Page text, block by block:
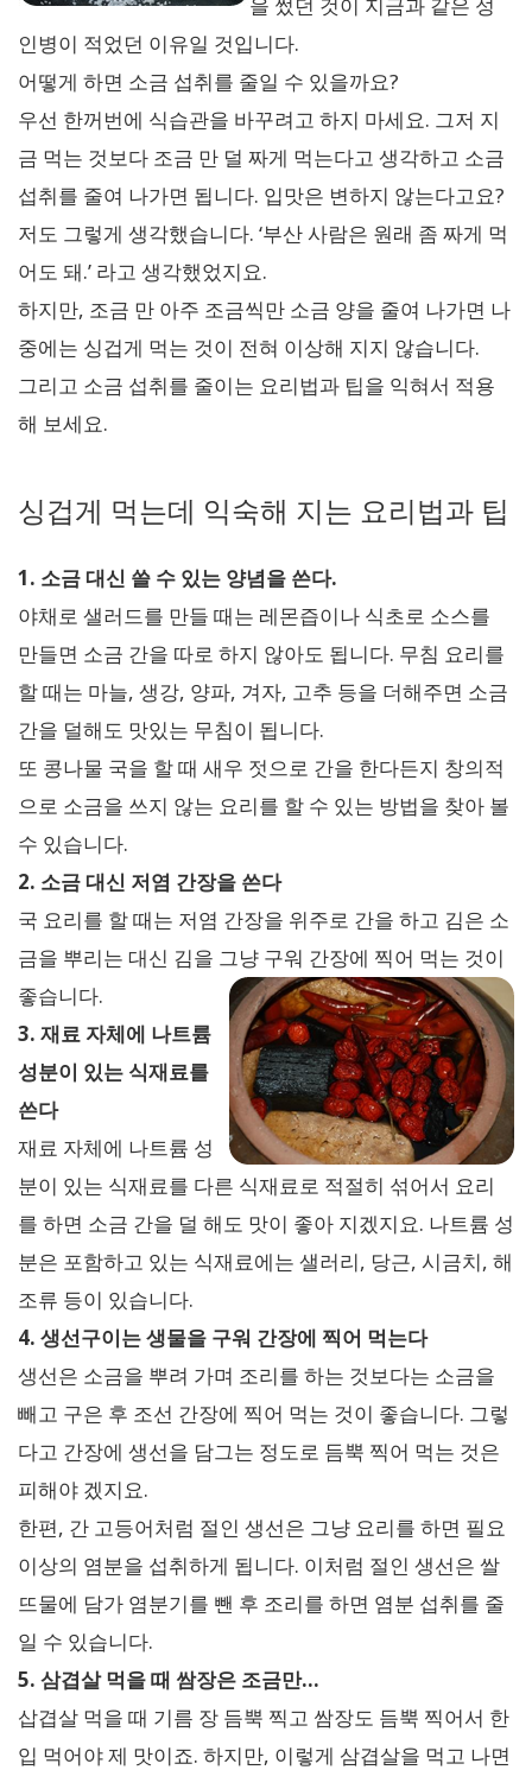
을 썼던 것이 지금과 같은 성
인병이 적었던 이유일 것입니다.
어떻게 하면 소금 섭취를 줄일 수 있을까요?
우선 한꺼번에 식습관을 바꾸려고 하지 마세요. 그저 지
금 먹는 것보다 조금 만 덜 짜게 먹는다고 생각하고 소금
섭취를 줄여 나가면 됩니다. 입맛은 변하지 않는다고요?
저도 그렇게 생각했습니다. ‘부산 사람은 원래 좀 짜게 먹
어도 돼.’ 라고 생각했었지요.
하지만, 조금 만 아주 조금씩만 소금 양을 줄여 나가면 나
중에는 싱겁게 먹는 것이 전혀 이상해 지지 않습니다.
그리고 소금 섭취를 줄이는 요리법과 팁을 익혀서 적용
해 보세요.
싱겁게 먹는데 익숙해 지는 요리법과 팁
1. 소금 대신 쓸 수 있는 양념을 쓴다.
야채로 샐러드를 만들 때는 레몬즙이나 식초로 소스를
만들면 소금 간을 따로 하지 않아도 됩니다. 무침 요리를
할 때는 마늘, 생강, 양파, 겨자, 고추 등을 더해주면 소금
간을 덜해도 맛있는 무침이 됩니다.
또 콩나물 국을 할 때 새우 젓으로 간을 한다든지 창의적
으로 소금을 쓰지 않는 요리를 할 수 있는 방법을 찾아 볼
수 있습니다.
2. 소금 대신 저염 간장을 쓴다
국 요리를 할 때는 저염 간장을 위주로 간을 하고 김은 소
금을 뿌리는 대신 김을 그냥 구워 간장에 찍어 먹는 것이
좋습니다.
3. 재료 자체에 나트륨
성분이 있는 식재료를
쓴다
재료 자체에 나트륨 성
분이 있는 식재료를 다른 식재료로 적절히 섞어서 요리
를 하면 소금 간을 덜 해도 맛이 좋아 지겠지요. 나트륨 성
분은 포함하고 있는 식재료에는 샐러리, 당근, 시금치, 해
조류 등이 있습니다.
4. 생선구이는 생물을 구워 간장에 찍어 먹는다
생선은 소금을 뿌려 가며 조리를 하는 것보다는 소금을
빼고 구은 후 조선 간장에 찍어 먹는 것이 좋습니다. 그렇
다고 간장에 생선을 담그는 정도로 듬뿍 찍어 먹는 것은
피해야 겠지요.
한편, 간 고등어처럼 절인 생선은 그냥 요리를 하면 필요
이상의 염분을 섭취하게 됩니다. 이처럼 절인 생선은 쌀
뜨물에 담가 염분기를 뺀 후 조리를 하면 염분 섭취를 줄
일 수 있습니다.
5. 삼겹살 먹을 때 쌈장은 조금만…
삽겹살 먹을 때 기름 장 듬뿍 찍고 쌈장도 듬뿍 찍어서 한
입 먹어야 제 맛이죠. 하지만, 이렇게 삼겹살을 먹고 나면